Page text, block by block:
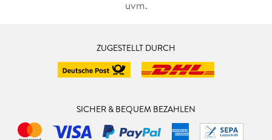
uvm.
ZUGESTELLT DURCH
SICHER & BEQUEM BEZAHLEN